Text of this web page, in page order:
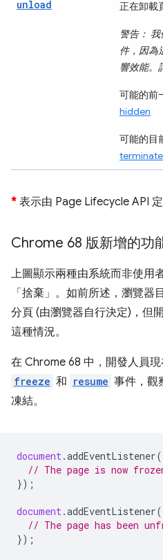
unload 正在卸載
警告： 我
件，因為
響效能。
可能的前
hidden
可能的目
* 表示由 Page Lifecycle API
Chrome 68 版新增的功
上圖顯示兩種由系統而非使用
「捨棄」 。如前所述，瀏覽器
分頁 (由瀏覽器自行決定)，但
這種情況。
在 Chrome 68 中，開發人員
freeze 和 resume 事件，觀
凍結。
document .addEventListener(
// The page is now
});
document .addEventListener(
// The page has been
});